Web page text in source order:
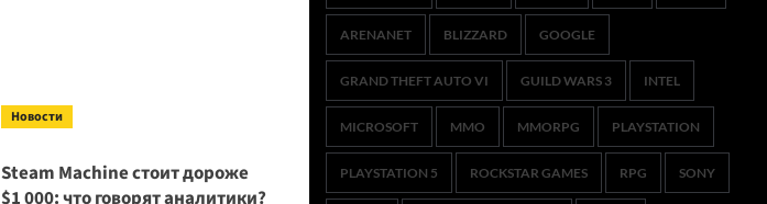
Новости
Steam Machine стоит дороже
$1 000: что говорят аналитики?
ARENANET BLIZZARD GOOGLE
GRAND THEFT AUTO VI GUILD WARS 3 INTEL
MICROSOFT MMO MMORPG PLAYSTATION
PLAYSTATION 5 ROCKSTAR GAMES RPG SONY